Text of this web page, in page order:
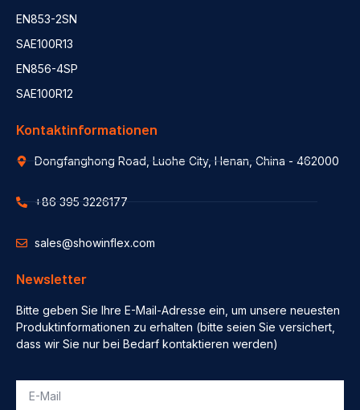
EN853-2SN
SAE100R13
EN856-4SP
SAE100R12
Kontaktinformationen
Dongfanghong Road, Luohe City, Henan, China - 462000
+86 395 3226177
sales@showinflex.com
Newsletter
Bitte geben Sie Ihre E-Mail-Adresse ein, um unsere neuesten
Produktinformationen zu erhalten (bitte seien Sie versichert,
dass wir Sie nur bei Bedarf kontaktieren werden)